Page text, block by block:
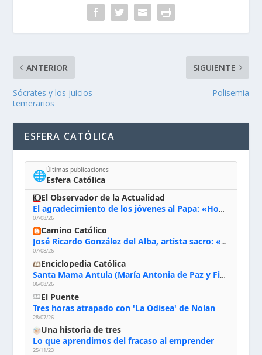
ANTERIOR
Sócrates y los juicios
temerarios
SIGUIENTE
Polisemia
ESFERA CATÓLICA
🌐Últimas publicaciones
Esfera Católica
El Observador de la Actualidad
El agradecimiento de los jóvenes al Papa: «Hoy nos sentimos Iglesia»
07/08/26
Camino Católico
José Ricardo González del Alba, artista sacro: «Yo oro, hablo con Dios, le pido al Espíritu Santo su inspiración y siempre pinto rezando el rosario para que sea Él quien actúe a través de mis manos»
07/08/26
Enciclopedia Católica
Santa Mama Antula (María Antonia de Paz y Figueroa)
06/08/26
El Puente
Tres horas atrapado con 'La Odisea' de Nolan
28/07/26
Una historia de tres
Lo que aprendimos del fracaso al emprender
25/11/23